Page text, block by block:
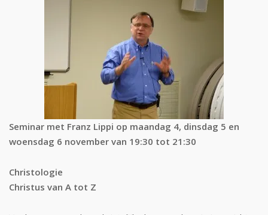
Seminar met Franz Lippi op maandag 4, dinsdag 5 en
woensdag 6 november van 19:30 tot 21:30
Christologie
Christus van A tot Z